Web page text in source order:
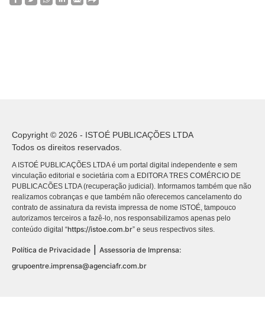
Copyright © 2026 - ISTOÉ PUBLICAÇÕES LTDA
Todos os direitos reservados.
A ISTOÉ PUBLICAÇÕES LTDA é um portal digital independente e sem
vinculação editorial e societária com a EDITORA TRES COMÉRCIO DE
PUBLICACÕES LTDA (recuperação judicial). Informamos também que não
realizamos cobranças e que também não oferecemos cancelamento do
contrato de assinatura da revista impressa de nome ISTOÉ, tampouco
autorizamos terceiros a fazê-lo, nos responsabilizamos apenas pelo
conteúdo digital “https://istoe.com.br” e seus respectivos sites.
Política de Privacidade
Assessoria de Imprensa:
grupoentre.imprensa@agenciafr.com.br